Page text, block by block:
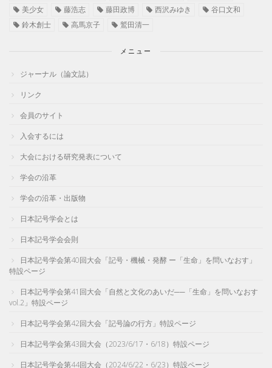
美少女
藤浩志 藤田政博 西沢みゆき
谷口文和
鈴木創士
高馬京子 鷲田清一
メニュー
ジャーナル（論文誌）
リンク
会員のサイト
入会するには
大会における研究発表について
学会の沿革
学会の沿革・出版物
日本記号学会とは
日本記号学会会則
日本記号学会第40回大会「記号・機械・発酵 ー「生命」を問いなおす」
特設ページ
日本記号学会第41回大会「自然と文化のあいだ──「生命」を問いなおす
vol.2」特設ページ
日本記号学会第42回大会「記号論の行方」特設ページ
日本記号学会第43回大会（2023/6/17・6/18）特設ページ
日本記号学会第44回大会（2024/6/22・6/23）特設ページ